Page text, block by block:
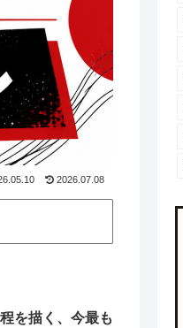
2026.07.08
を描く、今最も